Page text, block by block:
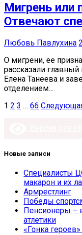
Мигрень или
Отвечают
Любовь Павлухина
О мигрени, ее
рассказали
Елена Танеева и
отделением…
Пагинация
1 2 3 … 66
Новые записи
Специалисты
макарон и их
Армрестлинг
Победы
Пенсионеры –
атлетики
«Гонка